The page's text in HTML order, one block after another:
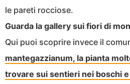
le pareti rocciose.
Guarda la gallery sui fiori di
Qui puoi scoprire invece il
mantegazzianum, la pianta
trovare sui sentieri nei boschi